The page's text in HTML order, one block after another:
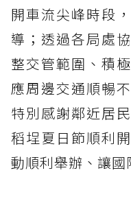
開車流尖峰時段
導；透過各局處
整交管範圍、積
應周邊交通順暢
特別感謝鄰近居
稻埕夏日節順利
動順利舉辦、讓國